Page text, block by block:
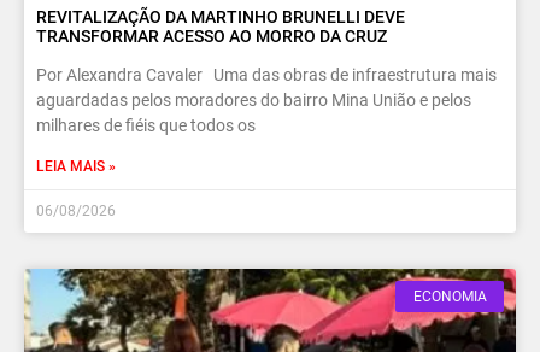
REVITALIZAÇÃO DA MARTINHO BRUNELLI DEVE
TRANSFORMAR ACESSO AO MORRO DA CRUZ
Por Alexandra Cavaler Uma das obras de infraestrutura mais
aguardadas pelos moradores do bairro Mina União e pelos
milhares de fiéis que todos os
LEIA MAIS »
06/08/2026
ECONOMIA